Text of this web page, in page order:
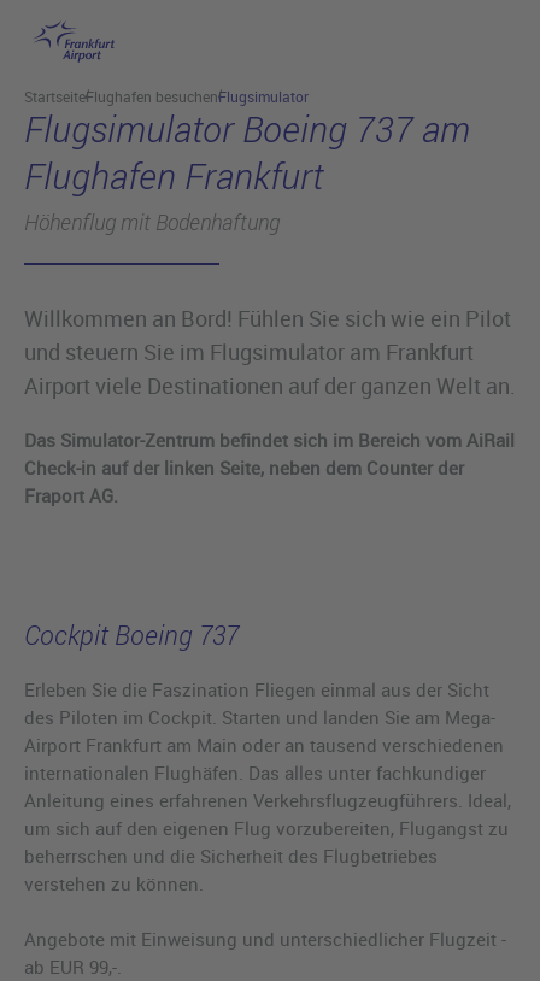
Hauptinhalt anspringen
StartseiteFlughafen besuchenFlugsimulator
Flugsimulator Boeing 737 am
Flughafen Frankfurt
Höhenflug mit Bodenhaftung
Willkommen an Bord! Fühlen Sie sich wie ein Pilot
und steuern Sie im Flugsimulator am Frankfurt
Airport viele Destinationen auf der ganzen Welt an.
Das Simulator-Zentrum befindet sich im Bereich vom AiRail
Check-in auf der linken Seite, neben dem Counter der
Fraport AG.
Cockpit Boeing 737
Erleben Sie die Faszination Fliegen einmal aus der Sicht
des Piloten im Cockpit. Starten und landen Sie am Mega-
Airport Frankfurt am Main oder an tausend verschiedenen
internationalen Flughäfen. Das alles unter fachkundiger
Anleitung eines erfahrenen Verkehrsflugzeugführers. Ideal,
um sich auf den eigenen Flug vorzubereiten, Flugangst zu
beherrschen und die Sicherheit des Flugbetriebes
verstehen zu können.
Angebote mit Einweisung und unterschiedlicher Flugzeit -
ab EUR 99,-.